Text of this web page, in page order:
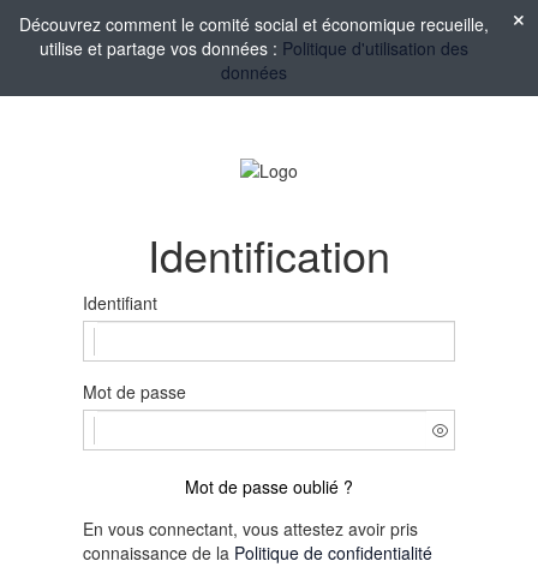
Découvrez comment le comité social et économique recueille,
utilise et partage vos données : Politique d'utilisation des
données
Identification
Identifiant
Mot de passe
Mot de passe oublié ?
En vous connectant, vous attestez avoir pris
connaissance de la Politique de confidentialité